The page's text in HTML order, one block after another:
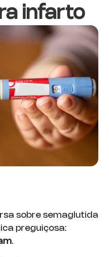
infarto
sobre semaglutida
preguiçosa:
.